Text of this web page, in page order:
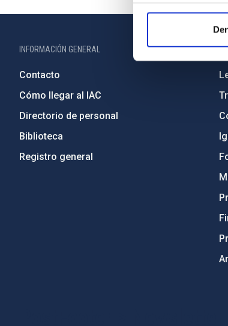
INFORMACIÓN GENERAL
Contacto
Cómo llegar al IAC
Directorio de personal
Biblioteca
Registro general